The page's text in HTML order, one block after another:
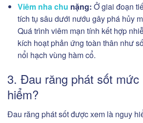
Viêm nha chu nặng: Ở giai đoạn
tích tụ sâu dưới nướu gây phá hủy
Quá trình viêm mạn tính kết hợp
kích hoạt phản ứng toàn thân như
nổi hạch vùng hàm cổ.
3. Đau răng phát sốt mức
hiểm?
Đau răng phát sốt được xem là nguy